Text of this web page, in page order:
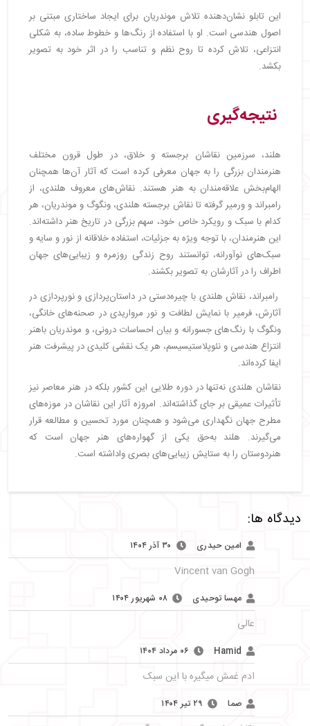
این تابلو نشان‌دهنده تلاش موندریان برای ایجاد ساختاری مبتنی بر
اصول هندسی است. او با استفاده از رنگ‌ها و خطوط ساده، به شکلی
انتزاعی، تلاش کرده تا روح نظم و تناسب را در اثر خود به تصویر
بکشد.
نتیجه‌گیری
هلند، سرزمین نقاشان برجسته و خلاق، در طول قرون مختلف
هنرمندان بزرگی را به جهان معرفی کرده است که آثار آن‌ها همچنان
الهام‌بخش علاقه‌مندان به هنر هستند. نقاش‌های معروف هلندی، از
رامبراند و ورمیر گرفته تا نقاش برجسته هلندی، ونگوگ و موندریان، هر
کدام با سبک و رویکرد خاص خود، سهم بزرگی در تاریخ هنر داشته‌اند.
این هنرمندان، با توجه ویژه به جزئیات، استفاده خلاقانه از نور و سایه و
سبک‌های نوآورانه، توانستند روح زندگی روزمره و زیبایی‌های جهان
اطراف را در آثارشان به تصویر بکشند.
رامبراند، نقاش هلندی با چیره‌دستی در داستان‌پردازی و نورپردازی در
آثارش، فرمیر با نمایش لطافت و نور مرواریدی در صحنه‌های خانگی،
ونگوگ با رنگ‌های جسورانه و بیان احساسات درونی، و موندریان باهنر
انتزاع هندسی و نئوپلاستیسیسم، هر یک نقشی کلیدی در پیشرفت هنر
ایفا کرده‌اند.
نقاشان هلندی نه‌تنها در دوره طلایی این کشور بلکه در هنر معاصر نیز
تأثیرات عمیقی بر جای گذاشته‌اند. امروزه آثار این نقاشان در موزه‌های
مطرح جهان نگهداری می‌شود و همچنان مورد تحسین و مطالعه قرار
می‌گیرند. هلند به‌حق یکی از گهواره‌های هنر جهان است که
هنردوستان را به ستایش زیبایی‌های بصری واداشته است.
دیدگاه ها:
امین حیدری ۳۰ آذر ۱۴۰۴
Vincent van Gogh
مهسا توحیدی ۰۸ شهریور ۱۴۰۴
عالی
Hamid ۰۶ مرداد ۱۴۰۴
ادم غمش میگیره با این سبک
صما ۲۹ تیر ۱۴۰۴